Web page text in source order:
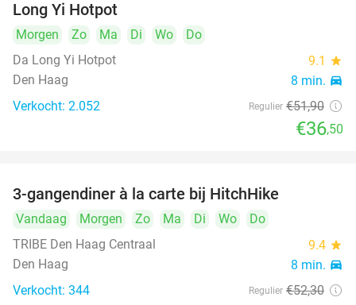
Long Yi Hotpot
Morgen Zo Ma Di Wo
Do
Da Long Yi Hotpot
9.1 star
Den Haag 8 min. directions_car
Verkocht: 2.052 Regulier €51,90
€36,50
3-gangendiner à la carte bij HitchHike
Vandaag Morgen Zo Ma Di Wo
Do
TRIBE Den Haag Centraal
9.4 star
Den Haag 8 min. directions_car
Verkocht: 344 Regulier €52,30